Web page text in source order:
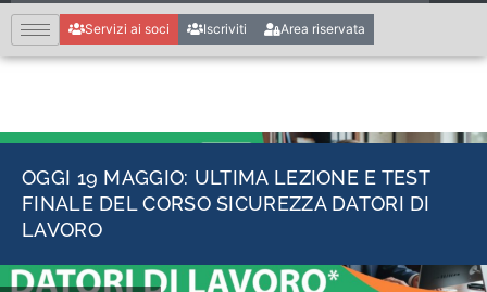
Servizi ai soci Iscriviti Area riservata
OGGI 19 MAGGIO: ULTIMA LEZIONE E TEST
FINALE DEL CORSO SICUREZZA DATORI DI
LAVORO